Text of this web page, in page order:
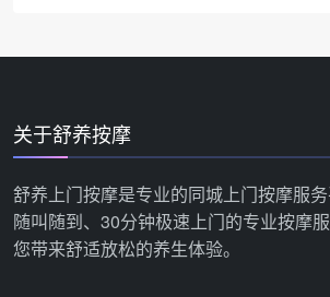
关于舒养按摩
舒养上门按摩是专业的同城上门按摩服
随叫随到、30分钟极速上门的专业按摩
您带来舒适放松的养生体验。